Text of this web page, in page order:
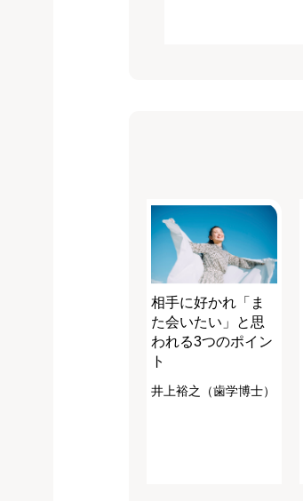
相手に好かれ「ま
た会いたい」と思
われる3つのポイン
ト
井上裕之（歯学博士）